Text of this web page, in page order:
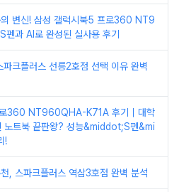
의 변신! 삼성 갤럭시북5 프로360 NT9
과 AI로 완성된 실사용 후기
크플러스 선릉2호점 선택 이유 완벽
360 NT960QHA-K71A 후기｜대학
노트북 끝판왕? 성능&middot;S펜&mi
!
, 스파크플러스 역삼3호점 완벽 분석